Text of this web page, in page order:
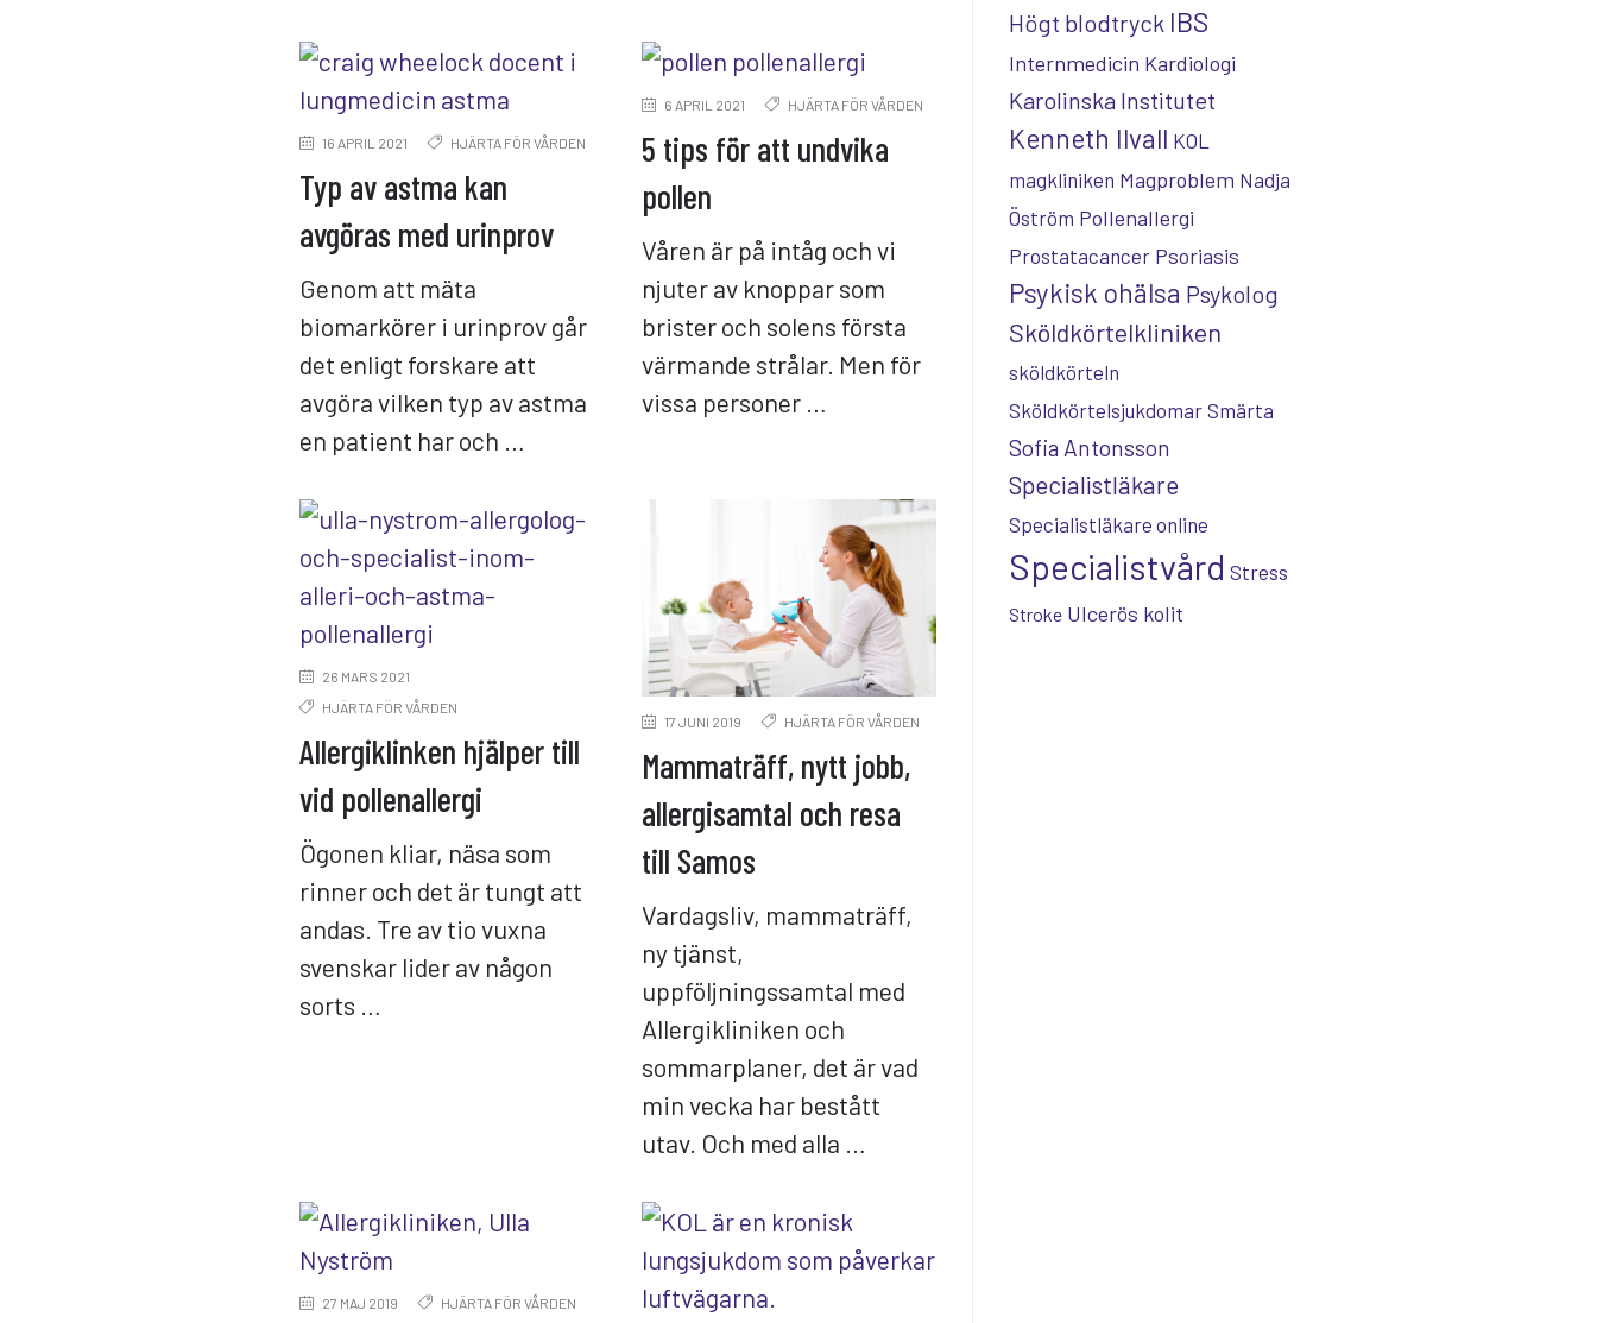
16 APRIL 2021 HJÄRTA FÖR VÅRDEN
Typ av astma kan
avgöras med urinprov
Genom att mäta
biomarkörer i urinprov går
det enligt forskare att
avgöra vilken typ av astma
en patient har och …
6 APRIL 2021 HJÄRTA FÖR VÅRDEN
5 tips för att undvika
pollen
Våren är på intåg och vi
njuter av knoppar som
brister och solens första
värmande strålar. Men för
vissa personer …
26 MARS 2021
HJÄRTA FÖR VÅRDEN
Allergiklinken hjälper till
vid pollenallergi
Ögonen kliar, näsa som
rinner och det är tungt att
andas. Tre av tio vuxna
svenskar lider av någon
sorts …
17 JUNI 2019 HJÄRTA FÖR VÅRDEN
Mammaträff, nytt jobb,
allergisamtal och resa
till Samos
Vardagsliv, mammaträff,
ny tjänst,
uppföljningssamtal med
Allergikliniken och
sommarplaner, det är vad
min vecka har bestått
utav. Och med alla …
27 MAJ 2019 HJÄRTA FÖR VÅRDEN
Högt blodtryck IBS
Internmedicin Kardiologi
Karolinska Institutet
Kenneth Ilvall KOL
magkliniken Magproblem Nadja
Öström Pollenallergi
Prostatacancer Psoriasis
Psykisk ohälsa Psykolog
Sköldkörtelkliniken
sköldkörteln
Sköldkörtelsjukdomar Smärta
Sofia Antonsson
Specialistläkare
Specialistläkare online
Specialistvård Stress
Stroke Ulcerös kolit